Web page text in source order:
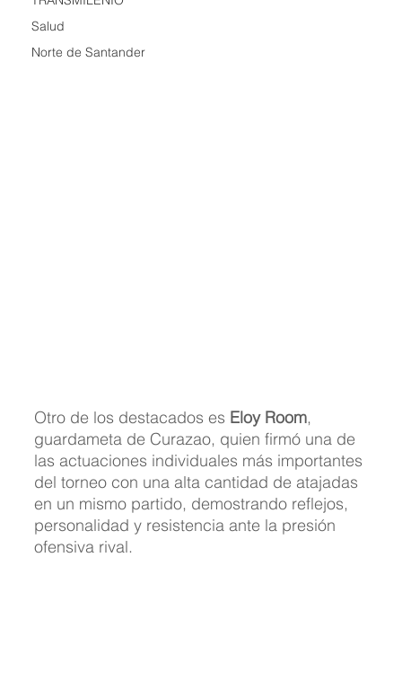
Salud
Norte de Santander
Otro de los destacados es Eloy Room,
guardameta de Curazao, quien firmó una de
las actuaciones individuales más importantes
del torneo con una alta cantidad de atajadas
en un mismo partido, demostrando reflejos,
personalidad y resistencia ante la presión
ofensiva rival.